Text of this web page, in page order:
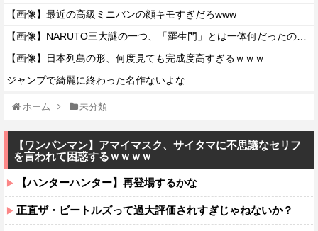
【画像】最近の高級ミニバンの顔キモすぎだろwww
【画像】日本列島の形、何度見ても完成度高すぎるｗｗｗ
ジャンプで綺麗に終わった名作ないよな
ホーム 未分類
【ワンパンマン】アマイマスク、サイタマに不思議なセリフ
を言われて困惑するｗｗｗｗ
【ハンターハンター】再登場するかな
正直ザ・ビートルズって過大評価されすぎじゃねないか？